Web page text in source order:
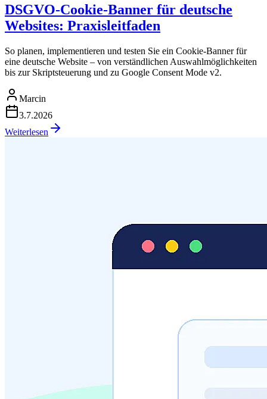
DSGVO-Cookie-Banner für deutsche
Websites: Praxisleitfaden
So planen, implementieren und testen Sie ein Cookie-Banner für
eine deutsche Website – von verständlichen Auswahlmöglichkeiten
bis zur Skriptsteuerung und zu Google Consent Mode v2.
Marcin
3.7.2026
Weiterlesen